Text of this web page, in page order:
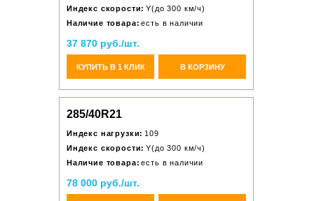
Индекс скорости: Y(до 300 км/ч)
Наличие товара: есть в наличии
37 870 руб./шт.
КУПИТЬ В 1 КЛИК В КОРЗИНУ
285/40R21
Индекс нагрузки: 109
Индекс скорости: Y(до 300 км/ч)
Наличие товара: есть в наличии
78 000 руб./шт.